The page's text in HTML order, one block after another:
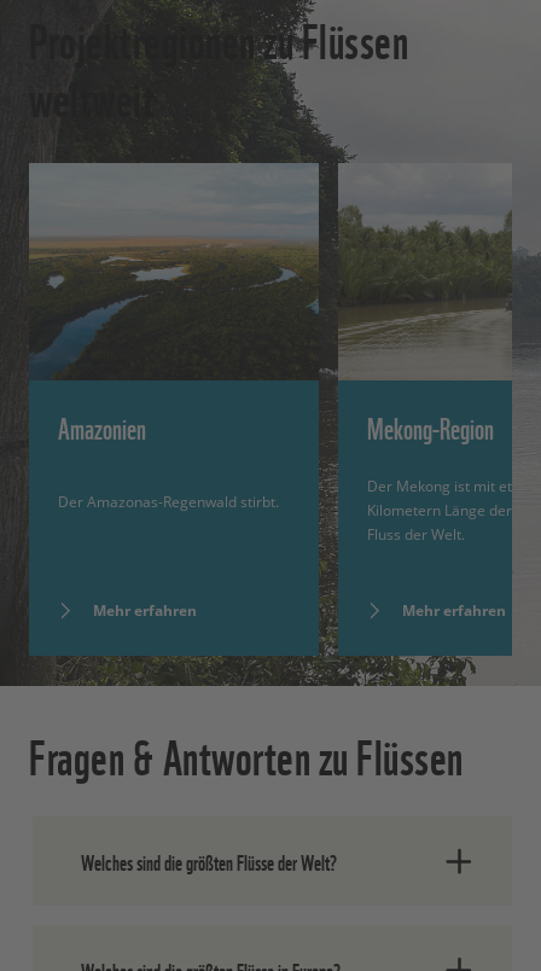
Projektregionen zu Flüssen
Amazonien
Der Amazonas-Regenwald stirbt.
Mehr erfahren
Mekong-Region
Der Mekong ist mit etwa
Kilometern Länge der
Fluss der Welt.
Mehr erfahren
Fragen & Antworten zu Flüssen
Welches sind die größten Flüsse der Welt?